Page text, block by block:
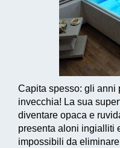
Capita spesso: gli anni
invecchia! La sua
diventare opaca e
presenta aloni ingialliti
impossibili da